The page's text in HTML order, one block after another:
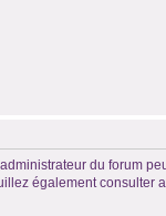
du forum
également consulter